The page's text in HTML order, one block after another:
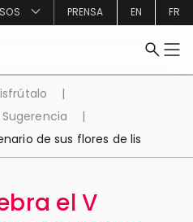
PRENSA EN FR
Sugerencia
de sus flores de lis